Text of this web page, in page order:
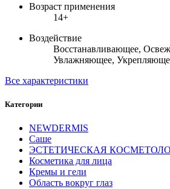
Возраст применения
14+
Воздействие
Восстанавливающее,
Увлажняющее,
Все характеристики
Категории
NEWDERMIS
Саше
ЭСТЕТИЧЕСКАЯ
Косметика для лица
Кремы и гели
Область вокруг глаз